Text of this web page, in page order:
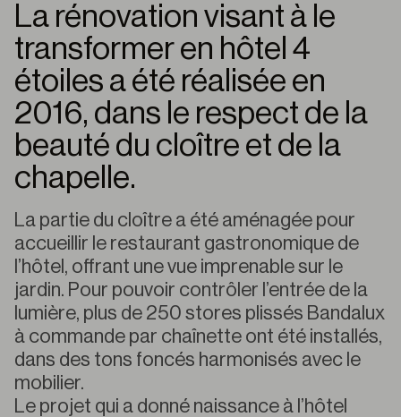
La rénovation visant à le
transformer en hôtel 4
étoiles a été réalisée en
2016, dans le respect de la
beauté du cloître et de la
chapelle.
La partie du cloître a été aménagée pour
accueillir le restaurant gastronomique de
l’hôtel, offrant une vue imprenable sur le
jardin. Pour pouvoir contrôler l’entrée de la
lumière, plus de 250 stores plissés Bandalux
à commande par chaînette ont été installés,
dans des tons foncés harmonisés avec le
mobilier.
Le projet qui a donné naissance à l’hôtel